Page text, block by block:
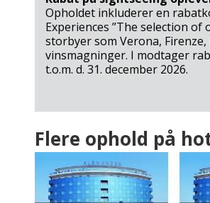
Opholdet inkluderer en
Experiences ”The selection
storbyer som Verona,
vinsmagninger. I modtager
t.o.m. d. 31. december 2026.
Ankomst
Grøn =
Ankomstdatoen er
ledig (bookingen går
glat igennem)
Alexander Palace
Rejsetips
Seværdigheder og oplevelser
Lige ved siden af hotellet
Euganei-bakkerne i de
Kort
Gæsterne fortæller
Ingen gæster har kommenteret på
oplevelse eller smide et godt tip til
Skriv en kommentar (OBS:
Film
Strada del Prosecco
Flere ophold på